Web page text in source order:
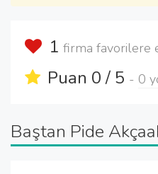
1 firma favorilere
Puan 0 / 5 - 0
Baştan Pide